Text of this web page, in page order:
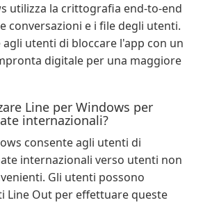
utilizza la crittografia end-to-end
conversazioni e i file degli utenti.
utenti di bloccare l'app con un
digitale per una maggiore
Line per Windows per
internazionali?
consente agli utenti di
internazionali verso utenti non
Gli utenti possono
Line Out per effettuare queste